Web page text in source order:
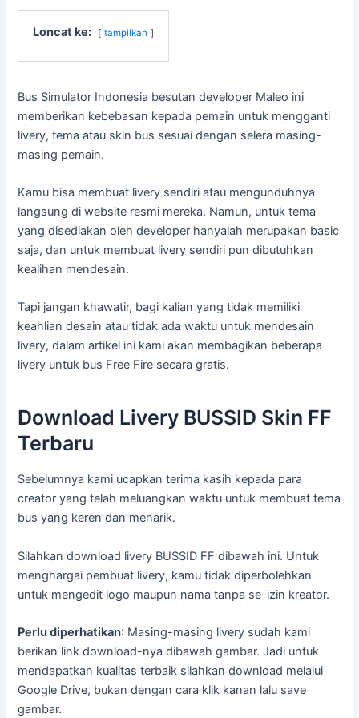
Loncat ke: tampilkan
Bus Simulator Indonesia besutan developer Maleo ini
memberikan kebebasan kepada pemain untuk mengganti
livery, tema atau skin bus sesuai dengan selera masing-
masing pemain.
Kamu bisa membuat livery sendiri atau mengunduhnya
langsung di website resmi mereka. Namun, untuk tema
yang disediakan oleh developer hanyalah merupakan basic
saja, dan untuk membuat livery sendiri pun dibutuhkan
kealihan mendesain.
Tapi jangan khawatir, bagi kalian yang tidak memiliki
keahlian desain atau tidak ada waktu untuk mendesain
livery, dalam artikel ini kami akan membagikan beberapa
livery untuk bus Free Fire secara gratis.
Download Livery BUSSID Skin FF
Terbaru
Sebelumnya kami ucapkan terima kasih kepada para
creator yang telah meluangkan waktu untuk membuat tema
bus yang keren dan menarik.
Silahkan download livery BUSSID FF dibawah ini. Untuk
menghargai pembuat livery, kamu tidak diperbolehkan
untuk mengedit logo maupun nama tanpa se-izin kreator.
Perlu diperhatikan: Masing-masing livery sudah kami
berikan link download-nya dibawah gambar. Jadi untuk
mendapatkan kualitas terbaik silahkan download melalui
Google Drive, bukan dengan cara klik kanan lalu save
gambar.